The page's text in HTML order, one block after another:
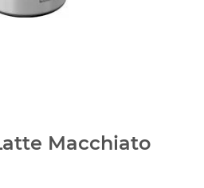
Macchiato